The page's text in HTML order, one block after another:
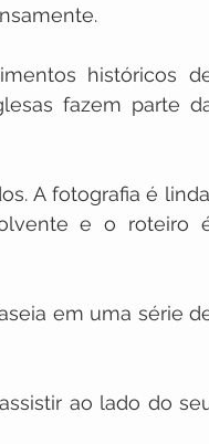
históricos
fazem parte
A fotografia é
e o roteiro
em uma série
ao lado do